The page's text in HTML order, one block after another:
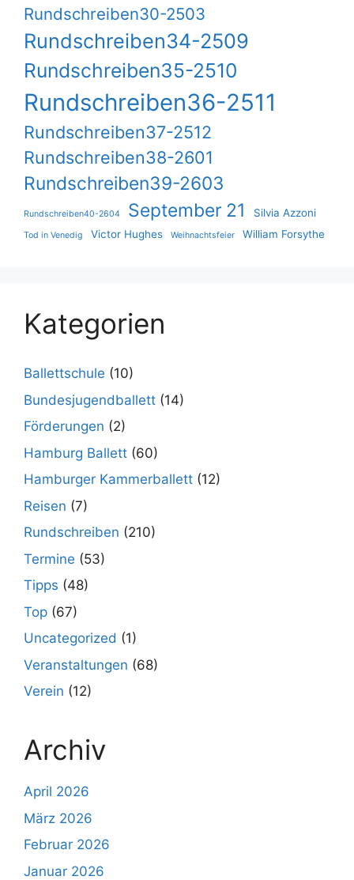
Rundschreiben30-2503
Rundschreiben34-2509
Rundschreiben35-2510
Rundschreiben36-2511
Rundschreiben37-2512
Rundschreiben38-2601
Rundschreiben39-2603
Rundschreiben40-2604 September 21 Silvia Azzoni
Tod in Venedig Victor Hughes Weihnachtsfeier William Forsythe
Kategorien
Ballettschule (10)
Bundesjugendballett (14)
Förderungen (2)
Hamburg Ballett (60)
Hamburger Kammerballett (12)
Reisen (7)
Rundschreiben (210)
Termine (53)
Tipps (48)
Top (67)
Uncategorized (1)
Veranstaltungen (68)
Verein (12)
Archiv
April 2026
März 2026
Februar 2026
Januar 2026